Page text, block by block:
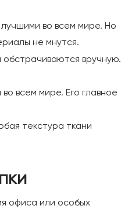
во всем мире. Но
не мнутся.
обстрачиваются вручную.
всем мире. Его главное
текстура ткани
офиса или особых